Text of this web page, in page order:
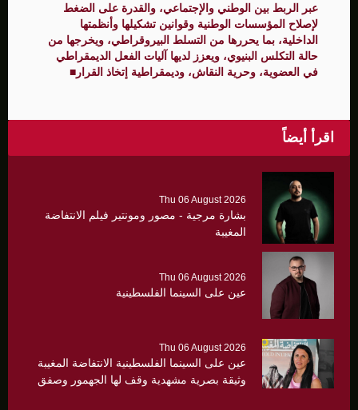
عبر الربط بين الوطني والإجتماعي، والقدرة على الضغط
لإصلاح المؤسسات الوطنية وقوانين تشكيلها وأنظمتها
الداخلية، بما يحررها من التسلط البيروقراطي، ويخرجها من
حالة التكلس البنيوي، ويعزز لديها آليات الفعل الديمقراطي
في العضوية، وحرية النقاش، وديمقراطية إتخاذ القرار■
اقرأ أيضاً
Thu 06 August 2026
بشارة مرجية - مصور ومونتير فيلم الانتفاضة
المغيبة
Thu 06 August 2026
عين على السينما الفلسطينية
Thu 06 August 2026
عين على السينما الفلسطينية الانتفاضة المغيبة
وثيقة بصرية مشهدية وقف لها الجهمور وصفق